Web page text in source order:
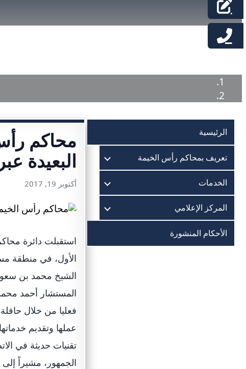
الرئيسية
تعريف بمحاكم رأس الخيمة
الخدمات
المركز الإعلامي
الأحكام المنشورة
محاكم
البعيدة
أكتوبر 19, 2017
استقبلت دائرة
الأول، في منطقة
الشيخ محمد بن
المستشار أحمد
فعليا من خلال
عملها وتقديم
تقنيات حديثة في
الجمهور، مشيراً